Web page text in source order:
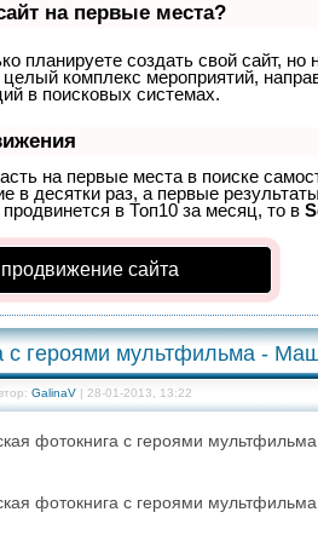
на первые места?
планируете создать свой сайт, но
целый комплекс мероприятий,
в поисковых системах.
на первые места в поиске
в десятки раз, а первые
в Топ10 за месяц, то в
сайта
с героями мультфильма -
GalinaV | 28-01-2013, 13:22